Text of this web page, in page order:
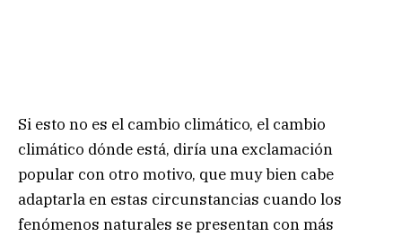
Si esto no es el cambio climático, el cambio
climático dónde está, diría una exclamación
popular con otro motivo, que muy bien cabe
adaptarla en estas circunstancias cuando los
fenómenos naturales se presentan con más